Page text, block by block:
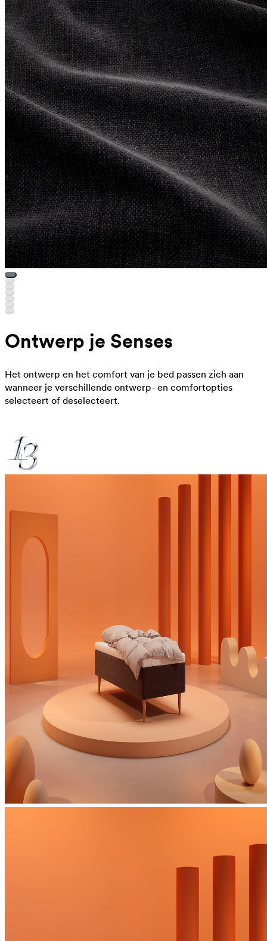
Ontwerp je Senses
Het ontwerp en het comfort van je bed passen zich aan
wanneer je verschillende ontwerp- en comfortopties
selecteert of deselecteert.